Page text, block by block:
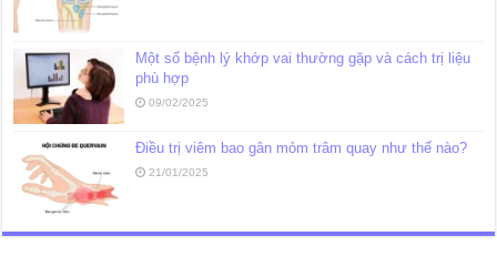
Một số bệnh lý khớp vai thường gặp và cách trị liệu
phù hợp
09/02/2025
Điều trị viêm bao gân mỏm trâm quay như thế nào?
21/01/2025